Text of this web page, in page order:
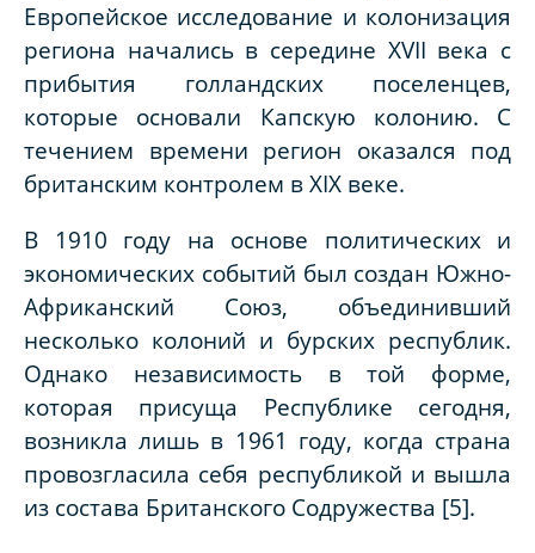
Европейское исследование и колонизация
региона начались в середине XVII века с
прибытия голландских поселенцев,
которые основали Капскую колонию. С
течением времени регион оказался под
британским контролем в XIX веке.
В 1910 году на основе политических и
экономических событий был создан Южно-
Африканский Союз, объединивший
несколько колоний и бурских республик.
Однако независимость в той форме,
которая присуща Республике сегодня,
возникла лишь в 1961 году, когда страна
провозгласила себя республикой и вышла
из состава Британского Содружества [5].